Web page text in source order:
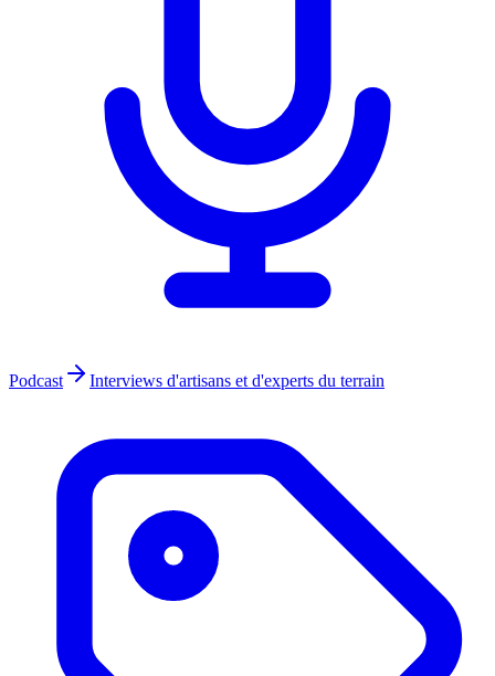
Podcast Interviews d'artisans et d'experts du terrain